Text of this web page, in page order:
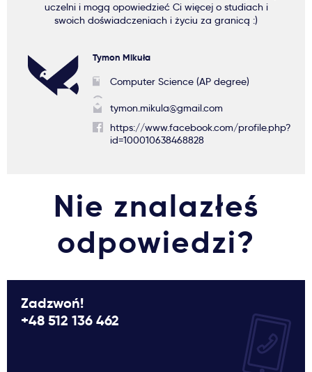
uczelni i mogą opowiedzieć Ci więcej o studiach i
swoich doświadczeniach i życiu za granicą :)
Tymon Mikuła
Computer Science (AP degree)
tymon.mikula@gmail.com
https://www.facebook.com/profile.php?
id=100010638468828
Nie znalazłeś
odpowiedzi?
Zadzwoń!
+48 512 136 462